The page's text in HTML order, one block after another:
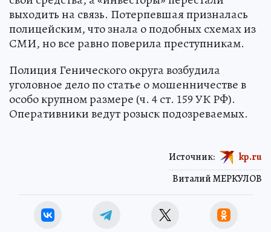
выходить на связь. Потерпевшая призналась
полицейским, что знала о подобных схемах из
СМИ, но все равно поверила преступникам.
Полиция Генического округа возбудила
уголовное дело по статье о мошенничестве в
особо крупном размере (ч. 4 ст. 159 УК РФ).
Оперативники ведут розыск подозреваемых.
Виталий МЕРКУЛОВ
Источник: kp.ru